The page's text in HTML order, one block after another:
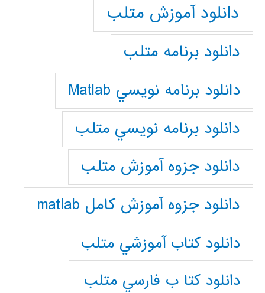
دانلود آموزش متلب
دانلود برنامه متلب
دانلود برنامه نويسي Matlab
دانلود برنامه نويسي متلب
دانلود جزوه آموزش متلب
دانلود جزوه آموزش کامل matlab
دانلود كتاب آموزشي متلب
دانلود كتا ب فارسي متلب